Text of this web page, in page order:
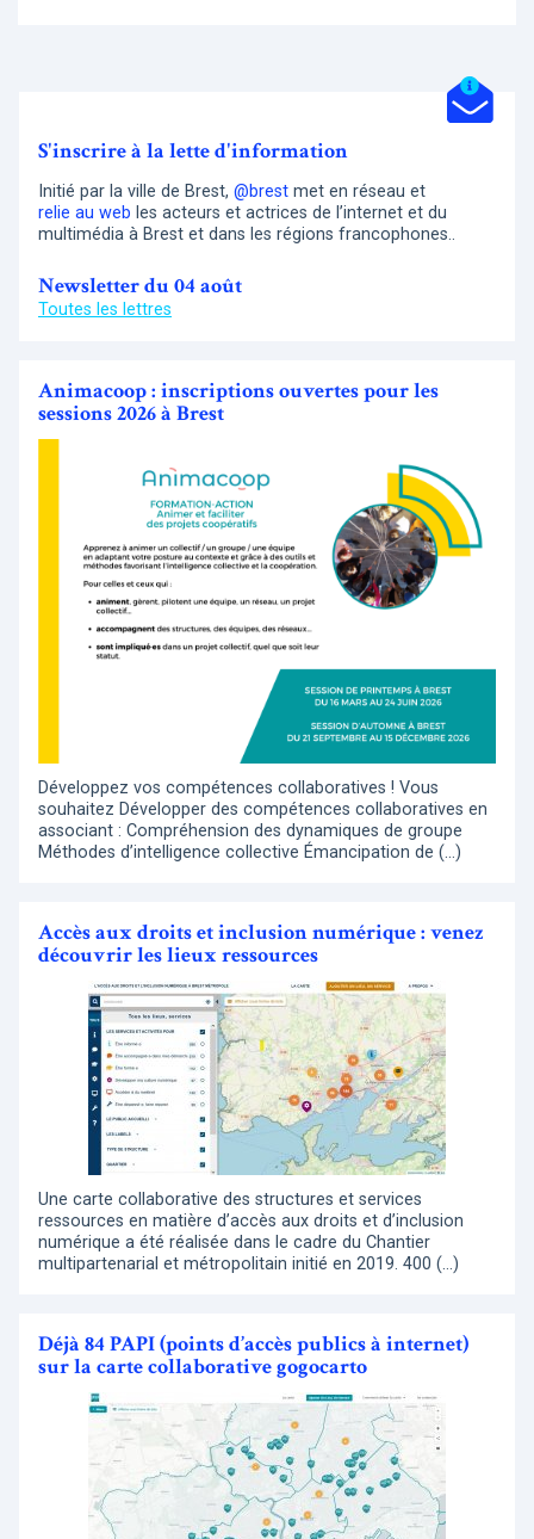
S'inscrire à la lette d'information
Initié par la ville de Brest, @brest met en réseau et
relie au web les acteurs et actrices de l’internet et du
multimédia à Brest et dans les régions francophones..
Newsletter du 04 août
Toutes les lettres
Animacoop : inscriptions ouvertes pour les
sessions 2026 à Brest
Développez vos compétences collaboratives ! Vous
souhaitez Développer des compétences collaboratives en
associant : Compréhension des dynamiques de groupe
Méthodes d’intelligence collective Émancipation de (…)
Accès aux droits et inclusion numérique : venez
découvrir les lieux ressources
Une carte collaborative des structures et services
ressources en matière d’accès aux droits et d’inclusion
numérique a été réalisée dans le cadre du Chantier
multipartenarial et métropolitain initié en 2019. 400 (…)
Déjà 84 PAPI (points d’accès publics à internet)
sur la carte collaborative gogocarto